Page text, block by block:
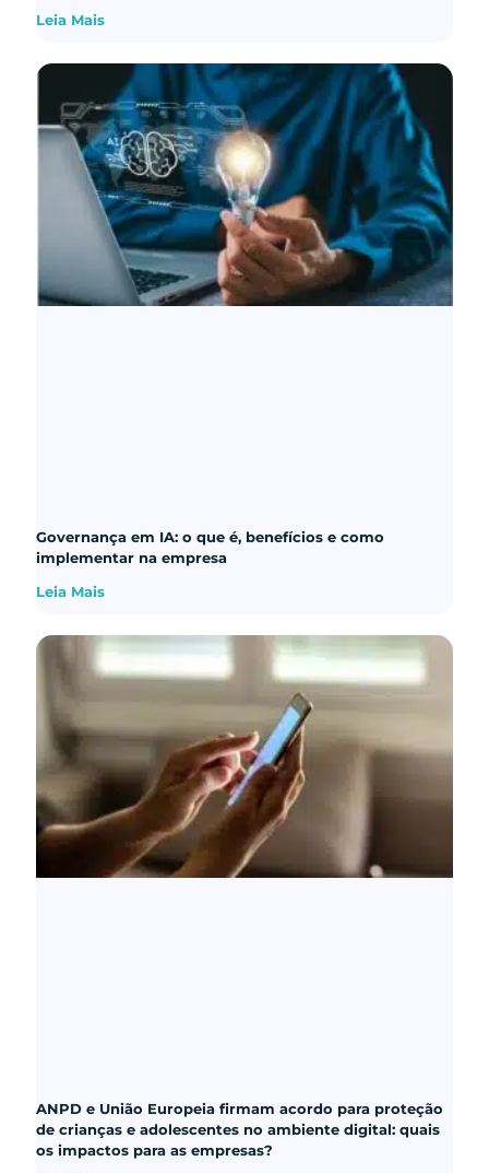
Leia Mais
Governança em IA: o que é, benefícios e como
implementar na empresa
Leia Mais
ANPD e União Europeia firmam acordo para proteção
de crianças e adolescentes no ambiente digital: quais
os impactos para as empresas?